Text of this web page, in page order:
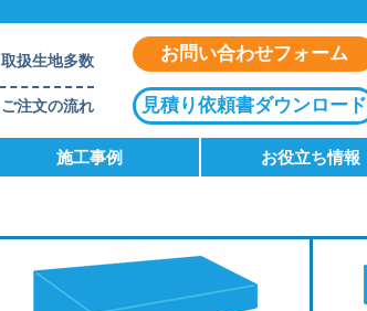
取扱生地多数
ご注文の流れ
お問い合わせフォーム
見積り依頼書ダウンロード
施工事例 お役立ち情報